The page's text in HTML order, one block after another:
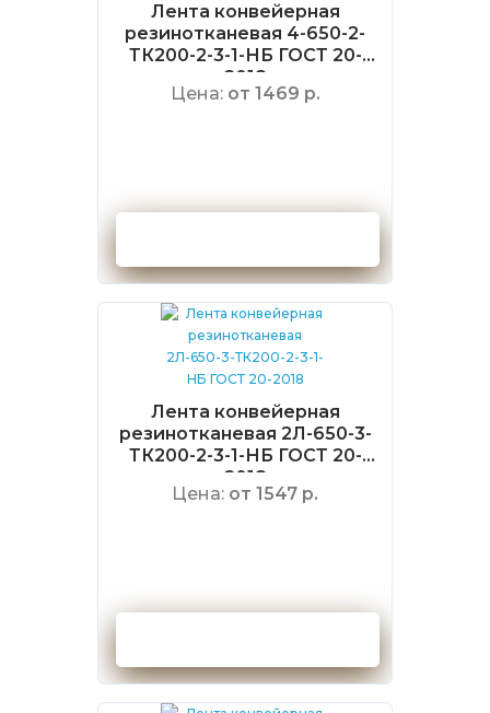
Лента конвейерная
резинотканевая 4-650-2-
ТК200-2-3-1-НБ ГОСТ 20-
2018
Цена: от 1469 р.
Лента конвейерная
резинотканевая 2Л-650-3-
ТК200-2-3-1-НБ ГОСТ 20-
2018
Цена: от 1547 р.